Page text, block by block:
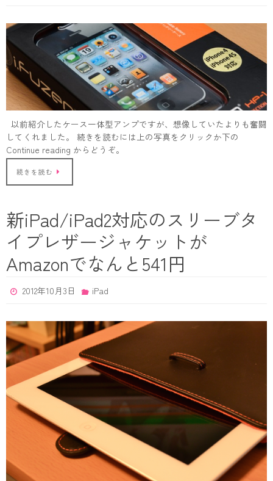
以前紹介したケース一体型アンプですが、想像していたよりも奮闘
してくれました。 続きを読むには上の写真をクリックか下の
Continue reading からどうぞ。
続きを読む
新iPad/iPad2対応のスリーブタ
イプレザージャケットが
Amazonでなんと541円
2012年10月3日 iPad